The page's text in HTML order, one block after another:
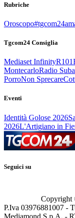
Rubriche
Oroscopo
Tgcom24 Consiglia
Mediaset InfinityR101
MontecarloRadio
PorroNon Sprecare
Eventi
Identità Golose 2026
2026L'Artigiano in
Seguici su
Copyright
P.Iva 03976881007 -
Mediamond S.p.A. -